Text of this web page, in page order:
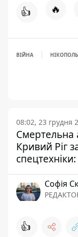
👍 🔥
ВІЙНА НІКОПОЛЬ
08:02, 23 грудня
Смертельна
Кривий Ріг
Софія
👍